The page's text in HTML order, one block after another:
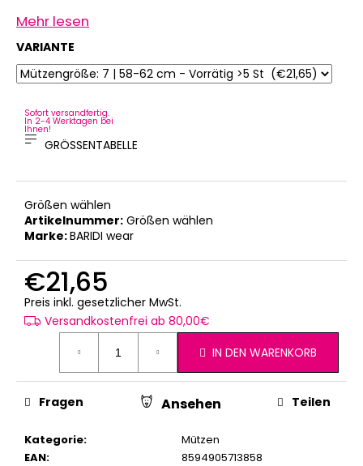
Mehr lesen
VARIANTE
Sofort versandfertig.
In 2-4 Werktagen bei
Ihnen!
GRÖSSENTABELLE
Größen wählen
Artikelnummer: Größen wählen
Marke:BARIDI wear
€21,65
Preis inkl. gesetzlicher MwSt.
Versandkostenfrei ab 80,00€
IN DEN WARENKORB
Kategorie:
Mützen
EAN:
8594905713858
Fragen Ansehen Teilen